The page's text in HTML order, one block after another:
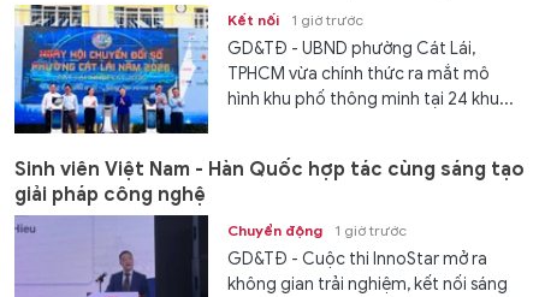
Kết nối 1 giờ trước
GD&TĐ - UBND phường Cát Lái,
TPHCM vừa chính thức ra mắt mô
hình khu phố thông minh tại 24 khu...
Sinh viên Việt Nam - Hàn Quốc hợp tác cùng sáng tạo
giải pháp công nghệ
Chuyển động 1 giờ trước
GD&TĐ - Cuộc thi InnoStar mở ra
không gian trải nghiệm, kết nối sáng